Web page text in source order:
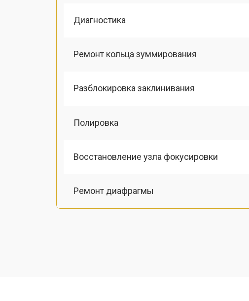
Диагностика
Ремонт кольца зуммирования
Разблокировка заклинивания
Полировка
Восстановление узла фокусировки
Ремонт диафрагмы